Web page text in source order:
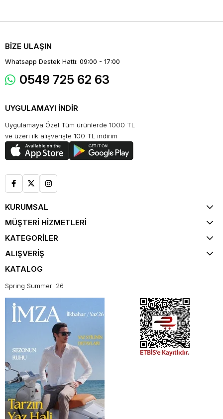
BİZE ULAŞIN
Whatsapp Destek Hattı: 09:00 - 17:00
0549 725 62 63
UYGULAMAYI İNDİR
Uygulamaya Özel Tüm ürünlerde 1000 TL
ve üzeri ilk alışverişte 100 TL indirim
KURUMSAL
MÜŞTERİ HİZMETLERİ
KATEGORİLER
ALIŞVERİŞ
KATALOG
Spring Summer '26